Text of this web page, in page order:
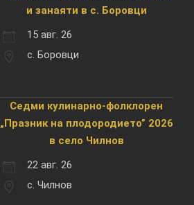
и занаяти в с. Боровци
15 авг. 26
с. Боровци
Седми кулинарно-фолклорен
„Празник на плодородието” 2026
в село Чилнов
22 авг. 26
с. Чилнов